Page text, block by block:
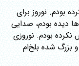
بودم. نوروز برای
دیده بودم، صدایی
بودم. نوروزی
شده بلخ‌ام